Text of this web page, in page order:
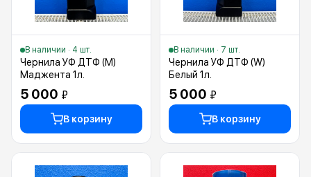
В наличии · 4 шт.
Чернила УФ ДТФ (M)
Маджента 1л.
5 000 ₽
В корзину
В наличии · 7 шт.
Чернила УФ ДТФ (W)
Белый 1л.
5 000 ₽
В корзину